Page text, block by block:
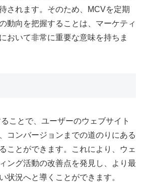
されます。そのため、MCVを定期
動向を把握することは、マーケティ
おいて非常に重要な意味を持ちま
ことで、ユーザーのウェブサイト
コンバージョンまでの道のりにある
ことができます。これにより、ウェ
ング活動の改善点を発見し、より最
状況へと導くことができます。